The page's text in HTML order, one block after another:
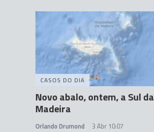
CASOS DO DIA
Novo abalo, ontem, a Sul da
Madeira
Orlando Drumond 3 Abr 10:07